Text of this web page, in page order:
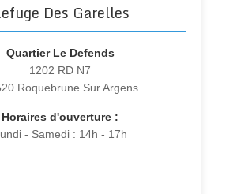
Des Garelles
Quartier Le Defends
1202 RD N7
Roquebrune Sur Argens
Horaires d'ouverture :
- Samedi : 14h - 17h